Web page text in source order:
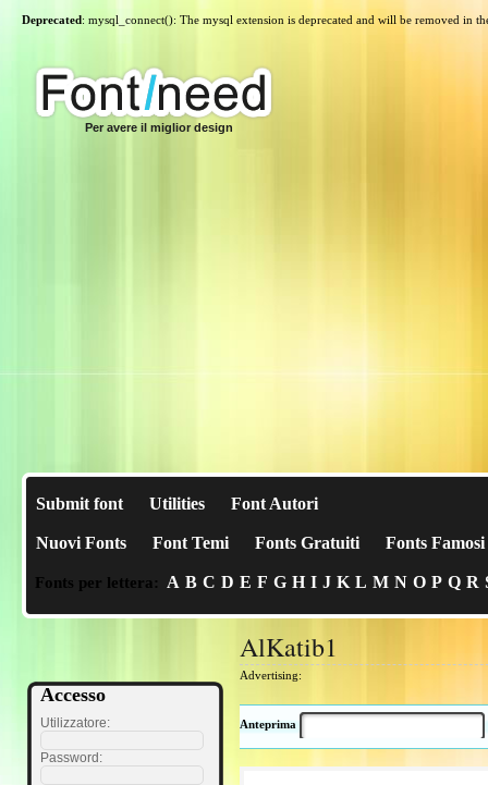
Deprecated: mysql_connect(): The mysql extension is deprecated and will be removed in
Per avere il miglior design
Submit font Utilities Font Autori
Nuovi Fonts Font Temi Fonts Gratuiti Fonts Famosi
Fonts per lettera: A B C D E F G H I J K L M N O P Q R
Accesso
Utilizzatore:
Password:
AlKatib1
Advertising:
Anteprima